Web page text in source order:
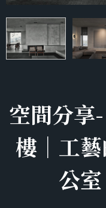
空間分享
樓｜工
公